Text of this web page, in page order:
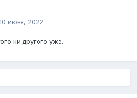
10 июня, 2022
ни другого уже.